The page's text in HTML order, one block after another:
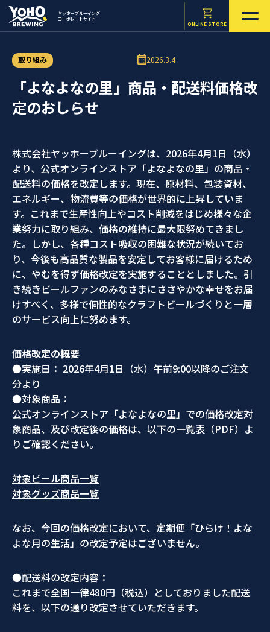
ヤッホーブルーイング
コーポレートサイト
ONLINE STORE
取り組み 2026.3.4
「よなよなの里」商品・配送料価格改
定のおしらせ
株式会社ヤッホーブルーイングは、2026年4月1日（水）
より、公式オンラインストア「よなよなの里」の商品・
配送料の価格を改定します。現在、原材料、包装資材、
エネルギー、物流費等の価格が世界的に上昇していま
す。これまで生産性向上やコスト削減をはじめ様々な企
業努力に取り組み、価格の維持に最大限努めてきまし
た。しかし、各種コスト吸収の困難な状況が続いてお
り、今後も高品質な製品を安定してお客様に届けるため
に、やむを得ず価格改定を実施することとしました。引
き続きビールファンのみなさまにささやかな幸せをお届
けすべく、多様で個性的なクラフトビールづくりと一層
のサービス向上に努めます。
価格改定の概要
●実施日： 2026年4月1日（水）午前9:00以降のご注文
分より
●対象商品：
公式オンラインストア「よなよなの里」での価格改定対
象商品、及び改定後の価格は、以下の一覧表（PDF）よ
りご確認ください。
対象ビール商品一覧
対象グッズ商品一覧
なお、今回の価格改定において、定期便「ひらけ！よな
よな月の生活」の改定予定はございません。
●配送料の改定内容：
これまで全国一律480円（税込）としておりました配送
料を、以下の通り改定させていただきます。